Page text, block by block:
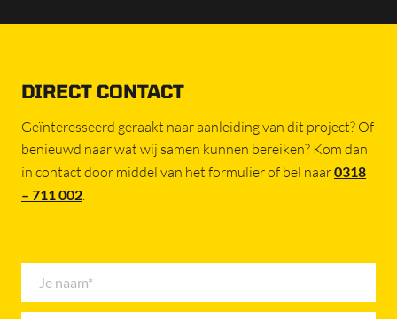
DIRECT CONTACT
Geïnteresseerd geraakt naar aanleiding van dit project? Of
benieuwd naar wat wij samen kunnen bereiken? Kom dan
in contact door middel van het formulier of bel naar0318
– 711 002